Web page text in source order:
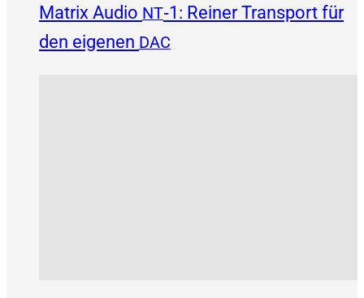
Matrix Audio NT‑1: Reiner Transport für
den eigenen DAC